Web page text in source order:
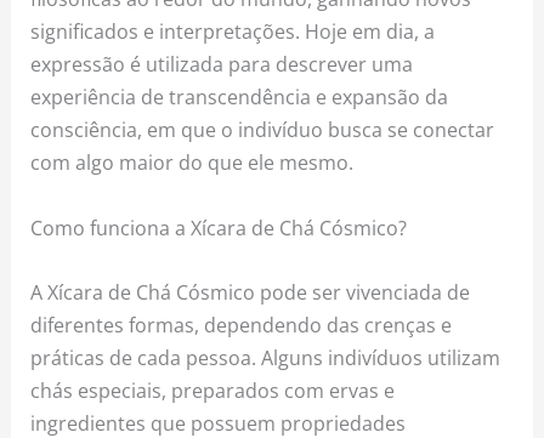
significados e interpretações. Hoje em dia, a
expressão é utilizada para descrever uma
experiência de transcendência e expansão da
consciência, em que o indivíduo busca se conectar
com algo maior do que ele mesmo.
Como funciona a Xícara de Chá Cósmico?
A Xícara de Chá Cósmico pode ser vivenciada de
diferentes formas, dependendo das crenças e
práticas de cada pessoa. Alguns indivíduos utilizam
chás especiais, preparados com ervas e
ingredientes que possuem propriedades